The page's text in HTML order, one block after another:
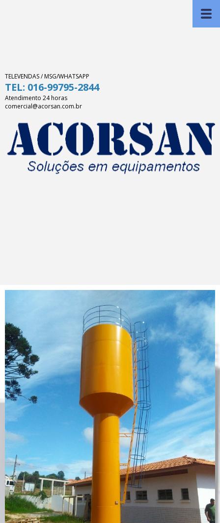
TELEVENDAS / MSG/WHATSAPP
TEL: 016-99795-2844
Atendimento 24 horas
comercial@acorsan.com.br